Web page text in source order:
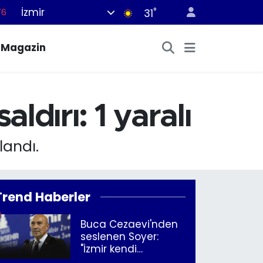
İzmir 31°
Magazin
1 yaralı
Haberler
Buca Cezaevi'nden
seslenen Soyer:
"İzmir kendi